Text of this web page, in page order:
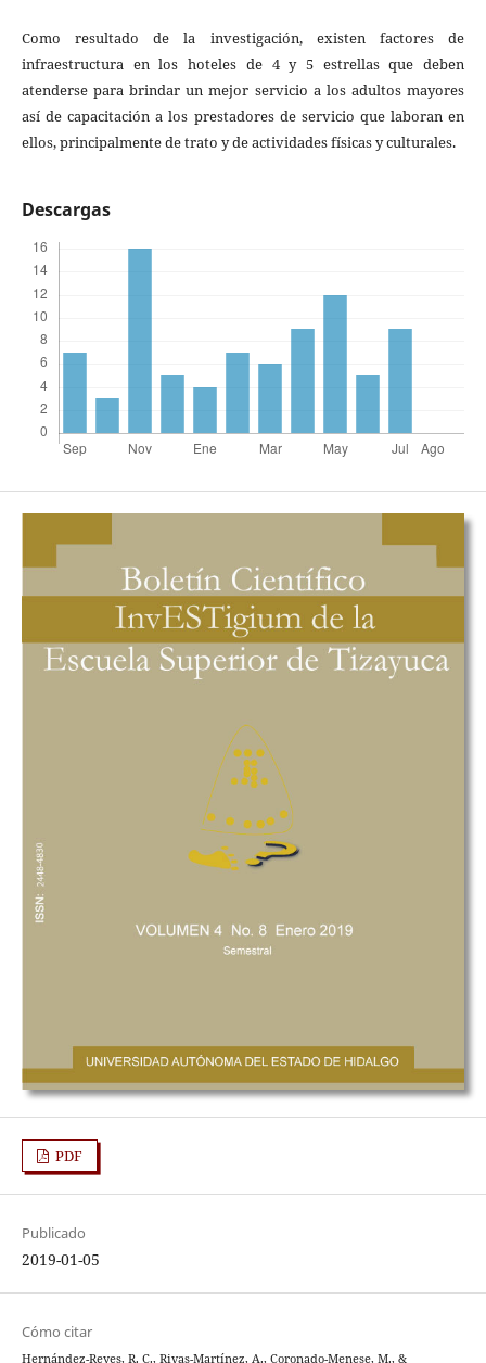
Como resultado de la investigación, existen factores de
infraestructura en los hoteles de 4 y 5 estrellas que deben
atenderse para brindar un mejor servicio a los adultos mayores
así de capacitación a los prestadores de servicio que laboran en
ellos, principalmente de trato y de actividades físicas y culturales.
Descargas
PDF
Publicado
2019-01-05
Cómo citar
Hernández-Reyes, R. C., Rivas-Martínez, A., Coronado-Menese, M., &